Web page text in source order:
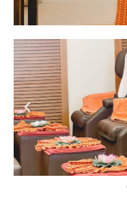
Previous